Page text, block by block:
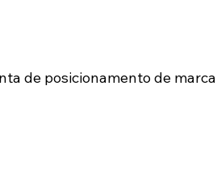
de posicionamento de